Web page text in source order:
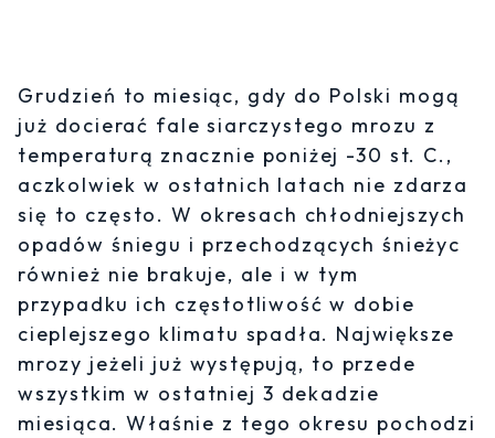
Grudzień to miesiąc, gdy do Polski mogą
już docierać fale siarczystego mrozu z
temperaturą znacznie poniżej -30 st. C.,
aczkolwiek w ostatnich latach nie zdarza
się to często. W okresach chłodniejszych
opadów śniegu i przechodzących śnieżyc
również nie brakuje, ale i w tym
przypadku ich częstotliwość w dobie
cieplejszego klimatu spadła. Największe
mrozy jeżeli już występują, to przede
wszystkim w ostatniej 3 dekadzie
miesiąca. Właśnie z tego okresu pochodzi